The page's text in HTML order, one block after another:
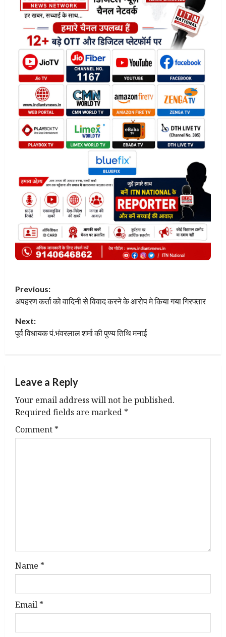
P
o
s
a
v
i
n
Previous:
अपहरण कर्ता को वादिनी से विवाद करने के आरोप मे किया गया गिरफ्तार
Next:
पूर्व विधायक पं.भंवरलाल शर्मा की पुण्य तिथि मनाई
Leave a Reply
Your email address will not be published.
Required fields are marked *
Comment *
Name *
Email *